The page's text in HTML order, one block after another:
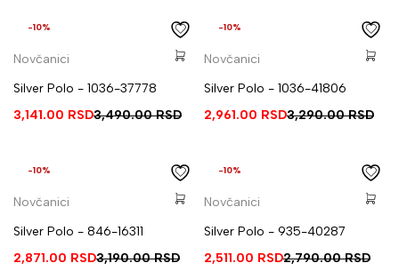
-10%
Novčanici
Silver Polo - 1036-37778
3,490.00RSD
3,141.00 RSD
-10%
Novčanici
Silver Polo - 1036-41806
3,290.00RSD
2,961.00 RSD
-10%
Novčanici
Silver Polo - 846-16311
3,190.00RSD
2,871.00 RSD
-10%
Novčanici
Silver Polo - 935-40287
2,790.00RSD
2,511.00 RSD